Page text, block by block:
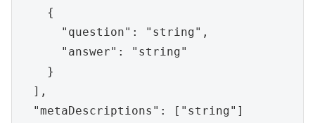
    {
      "question": "string",
      "answer": "string"
    }
  ],
  "metaDescriptions": ["string"]